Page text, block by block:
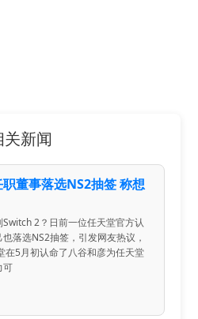
关新闻
董事落选NS2抽签 称想
2？日前一位任天堂官方认
落选NS2抽签，引发网友热议，
在5月初认命了八谷和彦为任天堂
可